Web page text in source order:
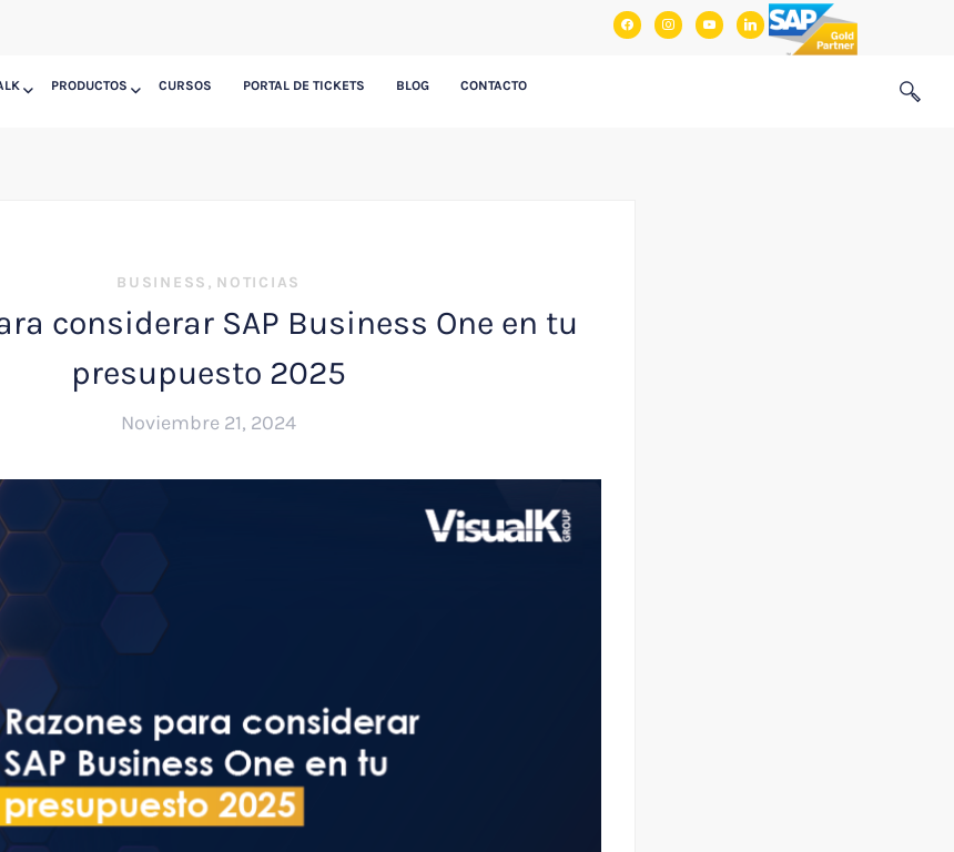
facebookinstagram
youtubelinkedin
PRODUCTOS CURSOS PORTAL DE TICKETS BLOG CONTACTO
BUSINESS , NOTICIAS
considerar SAP Business One en tu
presupuesto 2025
Noviembre 21, 2024